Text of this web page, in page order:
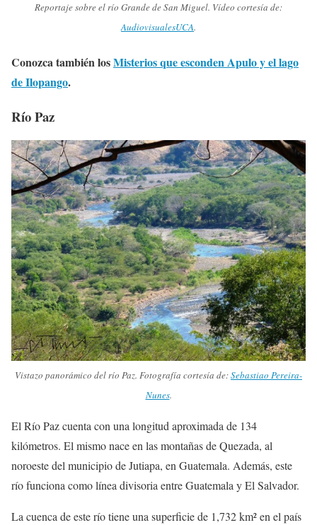
Reportaje sobre el río Grande de San Miguel. Vídeo cortesía de:
AudiovisualesUCA.
Conozca también losMisterios que esconden Apulo y el lago
de Ilopango.
Río Paz
Vistazo panorámico del río Paz. Fotografía cortesía de:Sebastiao Pereira-
Nunes.
El Río Paz cuenta con una longitud aproximada de 134
kilómetros. El mismo nace en las montañas de Quezada, al
noroeste del municipio de Jutiapa, en Guatemala. Además, este
río funciona como línea divisoria entre Guatemala y El Salvador.
La cuenca de este río tiene una superficie de 1,732 km² en el país